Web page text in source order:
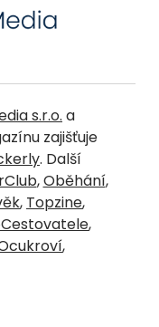
s.r.o. a
zajišťuje
. Další
,Oběhání,
, Topzine,
,
,